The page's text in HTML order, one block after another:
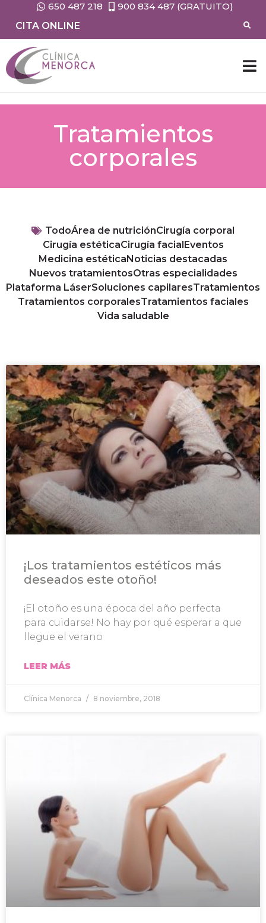
650 487 218
900 834 487 (GRATUITO)
CITA ONLINE
Tratamientos
corporales
TodoÁrea de nutriciónCirugía corporal
Cirugía estéticaCirugía facialEventos
Medicina estéticaNoticias destacadas
Nuevos tratamientosOtras especialidades
Plataforma LáserSoluciones capilaresTratamientos
Tratamientos corporalesTratamientos faciales
Vida saludable
¡Los tratamientos estéticos más
deseados este otoño!
¡El otoño es una época del año perfecta
para cuidarse! No hay por qué esperar a que
llegue el verano
LEER MÁS
Clínica Menorca 8 noviembre, 2018